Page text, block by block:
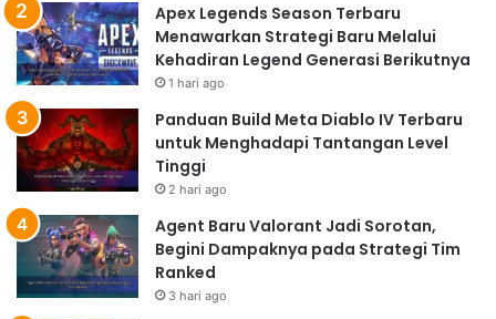
Apex Legends Season Terbaru
Menawarkan Strategi Baru Melalui
Kehadiran Legend Generasi Berikutnya
1 hari ago
Panduan Build Meta Diablo IV Terbaru
untuk Menghadapi Tantangan Level
Tinggi
2 hari ago
Agent Baru Valorant Jadi Sorotan,
Begini Dampaknya pada Strategi Tim
Ranked
3 hari ago